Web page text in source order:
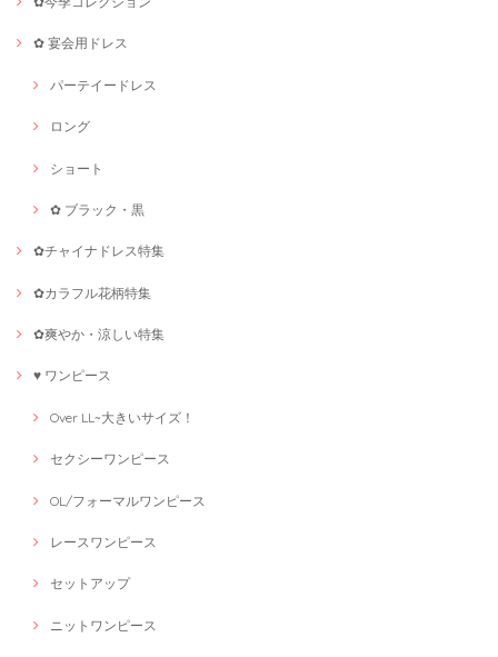
✿ 宴会用ドレス
パーテイードレス
ロング
ショート
✿ ブラック・黒
✿チャイナドレス特集
✿カラフル花柄特集
✿爽やか・涼しい特集
♥ ワンピース
Over LL~大きいサイズ！
セクシーワンピース
OL/フォーマルワンピース
レースワンピース
セットアップ
ニットワンピース